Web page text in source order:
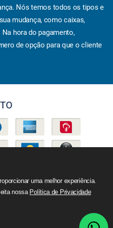
Nós temos todos os tipos e
mudança, como caixas,
hora do pagamento,
de opção para que o cliente
uma melhor experiência.
nossa Política de Privacidade